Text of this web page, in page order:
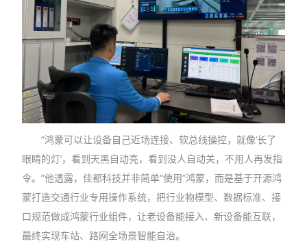
“鸿蒙可以让设备自己近场连接、软总线操控，就像‘长了
眼睛的灯’，看到天黑自动亮，看到没人自动关，不用人再发指
令。”他透露，佳都科技并非简单“使用”鸿蒙，而是基于开源鸿
蒙打造交通行业专用操作系统，把行业物模型、数据标准、接
口规范做成鸿蒙行业组件，让老设备能接入、新设备能互联，
最终实现车站、路网全场景智能自治。